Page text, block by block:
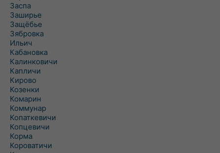
Заспа
Заширье
Защёбье
Зябровка
Ильич
Кабановка
Калинковичи
Капличи
Кирово
Козенки
Комарин
Коммунар
Копаткевичи
Копцевичи
Корма
Короватичи